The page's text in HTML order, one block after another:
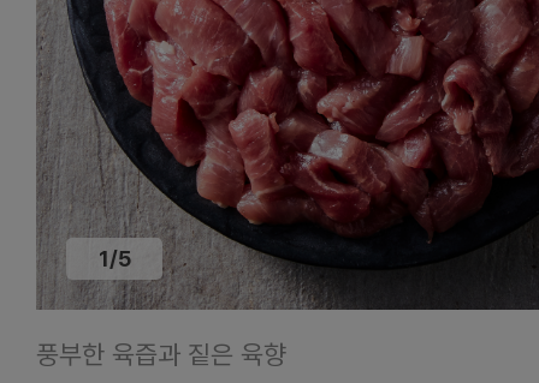
1/5
풍부한 육즙과 짙은 육향